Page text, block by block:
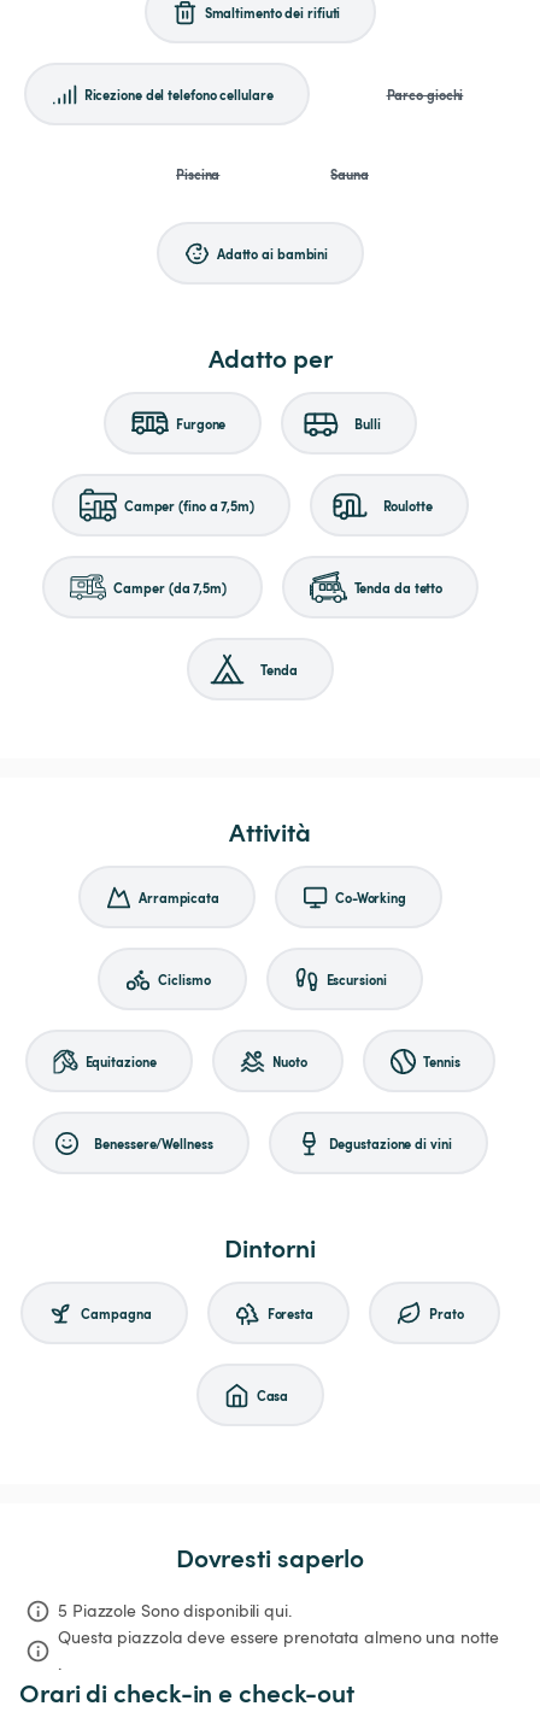
Smaltimento dei rifiuti
Ricezione del telefono cellulare Parco giochi
Piscina Sauna
Adatto ai bambini
Adatto per
Furgone Bulli
Camper (fino a 7,5m) Roulotte
Camper (da 7,5m) Tenda da tetto
Tenda
Attività
Arrampicata Co-Working
Ciclismo Escursioni
Equitazione Nuoto Tennis
Benessere/Wellness Degustazione di vini
Dintorni
Campagna Foresta Prato
Casa
Dovresti saperlo
5 Piazzole Sono disponibili qui.
Questa piazzola deve essere prenotata almeno una notte
.
Orari di check-in e check-out